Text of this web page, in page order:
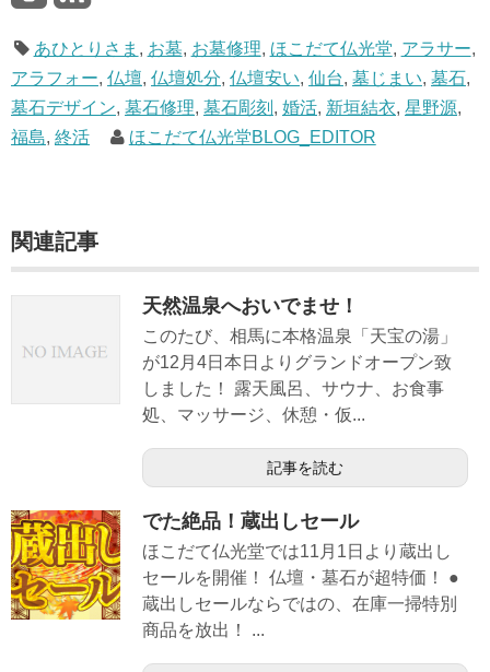
あひとりさま , お墓, お墓修理, ほこだて仏光堂, アラサー,
アラフォー, 仏壇, 仏壇処分, 仏壇安い, 仙台, 墓じまい, 墓石,
墓石デザイン, 墓石修理, 墓石彫刻 , 婚活, 新垣結衣, 星野源,
福島, 終活 ほこだて仏光堂BLOG_EDITOR
関連記事
天然温泉へおいでませ！
このたび、相馬に本格温泉「天宝の湯」
が12月4日本日よりグランドオープン致
しました！ 露天風呂、サウナ、お食事
処、マッサージ、休憩・仮...
記事を読む
でた絶品！蔵出しセール
ほこだて仏光堂では11月1日より蔵出し
セールを開催！ 仏壇・墓石が超特価！ ●
蔵出しセールならではの、在庫一掃特別
商品を放出！ ...